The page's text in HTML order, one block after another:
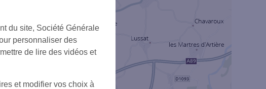
du site, Société Générale
personnaliser des
de lire des vidéos et
et modifier vos choix à